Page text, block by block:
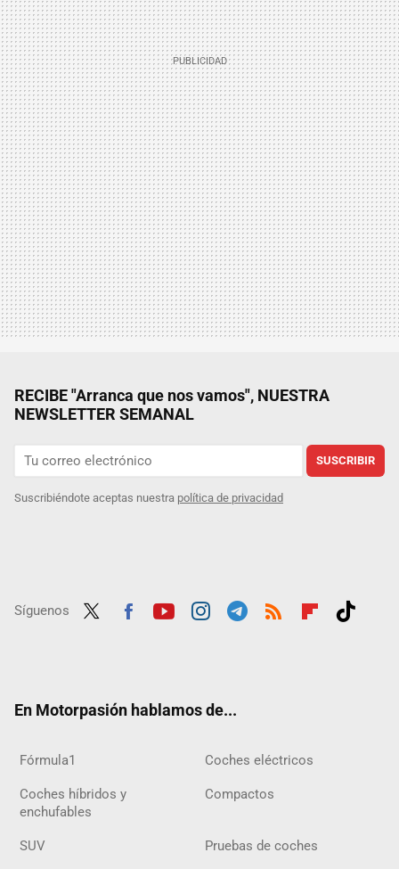
RECIBE "Arranca que nos vamos", NUESTRA
NEWSLETTER SEMANAL
SUSCRIBIR
Suscribiéndote aceptas nuestra política de privacidad
Síguenos
En Motorpasión hablamos de...
Fórmula1 Coches eléctricos
Coches híbridos y
enchufables
Compactos
SUV Pruebas de coches